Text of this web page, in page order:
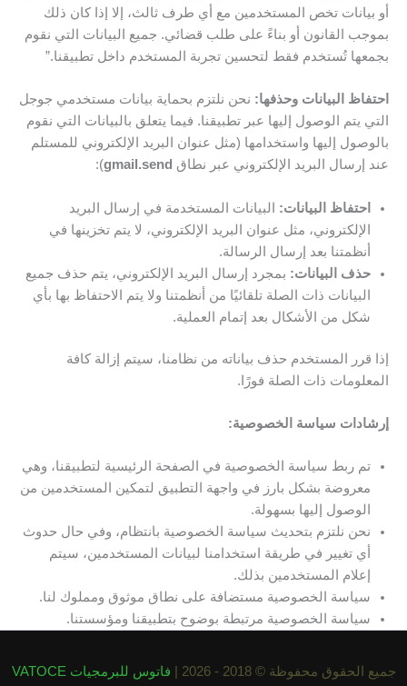
أو بيانات تخص المستخدمين مع أي طرف ثالث، إلا إذا كان ذلك
بموجب القانون أو بناءً على طلب قضائي. جميع البيانات التي نقوم
بجمعها تُستخدم فقط لتحسين تجربة المستخدم داخل تطبيقنا.”
احتفاظ البيانات وحذفها: نحن نلتزم بحماية بيانات مستخدمي جوجل
التي يتم الوصول إليها عبر تطبيقنا. فيما يتعلق بالبيانات التي نقوم
بالوصول إليها واستخدامها (مثل عنوان البريد الإلكتروني للمستلم
عند إرسال البريد الإلكتروني عبر نطاق gmail.send
):
احتفاظ البيانات: البيانات المستخدمة في إرسال البريد
الإلكتروني، مثل عنوان البريد الإلكتروني، لا يتم تخزينها في
أنظمتنا بعد إرسال الرسالة.
حذف البيانات: بمجرد إرسال البريد الإلكتروني، يتم حذف جميع
البيانات ذات الصلة تلقائيًا من أنظمتنا ولا يتم الاحتفاظ بها بأي
شكل من الأشكال بعد إتمام العملية.
إذا قرر المستخدم حذف بياناته من نظامنا، سيتم إزالة كافة
المعلومات ذات الصلة فورًا.
إرشادات سياسة الخصوصية:
تم ربط سياسة الخصوصية في الصفحة الرئيسية لتطبيقنا، وهي
معروضة بشكل بارز في واجهة التطبيق لتمكين المستخدمين من
الوصول إليها بسهولة.
نحن نلتزم بتحديث سياسة الخصوصية بانتظام، وفي حال حدوث
أي تغيير في طريقة استخدامنا لبيانات المستخدمين، سيتم
إعلام المستخدمين بذلك.
سياسة الخصوصية مستضافة على نطاق موثوق ومملوك لنا.
سياسة الخصوصية مرتبطة بوضوح بتطبيقنا ومؤسستنا.
جميع الحقوق محفوظة © 2018 - 2026 | فاتوس للبرمجيات VATOCE